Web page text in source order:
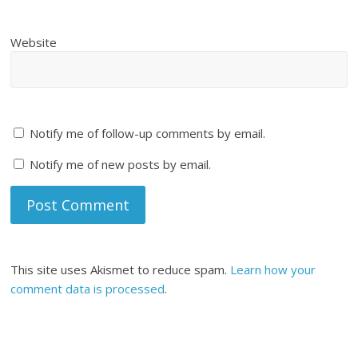
Website
Notify me of follow-up comments by email.
Notify me of new posts by email.
This site uses Akismet to reduce spam. Learn how your
comment data is processed.